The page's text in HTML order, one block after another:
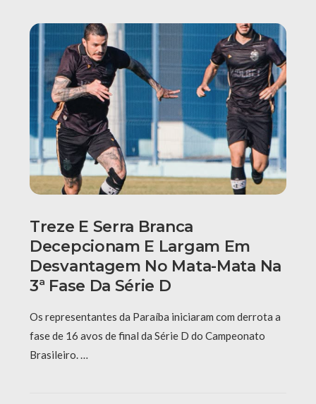
Treze E Serra Branca
Decepcionam E Largam Em
Desvantagem No Mata-Mata Na
3ª Fase Da Série D
Os representantes da Paraíba iniciaram com derrota a
fase de 16 avos de final da Série D do Campeonato
Brasileiro. …